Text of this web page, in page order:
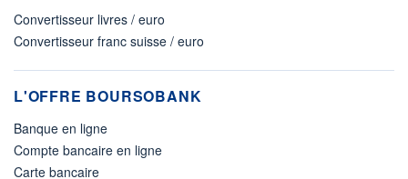
Convertisseur livres / euro
Convertisseur franc suisse / euro
L'OFFRE BOURSOBANK
Banque en ligne
Compte bancaire en ligne
Carte bancaire